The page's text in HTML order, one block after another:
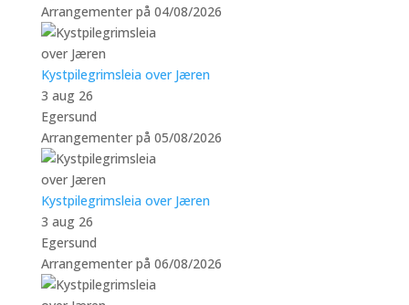
Arrangementer på 04/08/2026
Kystpilegrimsleia over Jæren
3 aug 26
Egersund
Arrangementer på 05/08/2026
Kystpilegrimsleia over Jæren
3 aug 26
Egersund
Arrangementer på 06/08/2026